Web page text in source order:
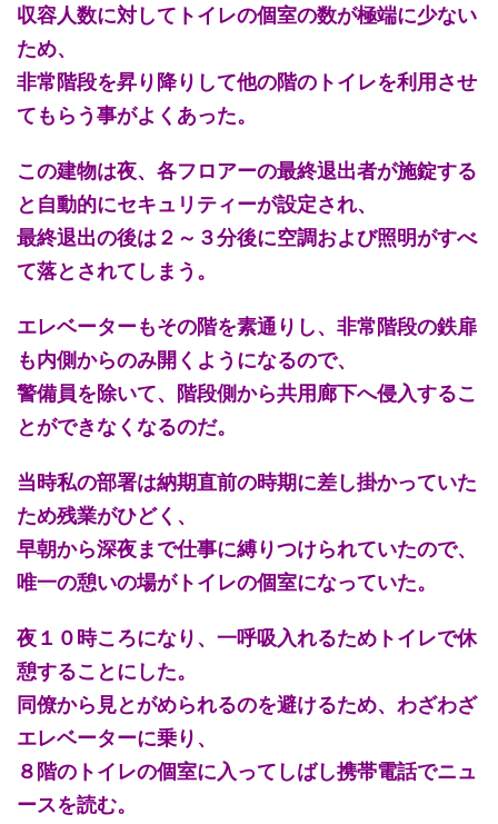
収容人数に対してトイレの個室の数が極端に少ない
ため、
非常階段を昇り降りして他の階のトイレを利用させ
てもらう事がよくあった。
この建物は夜、各フロアーの最終退出者が施錠する
と自動的にセキュリティーが設定され、
最終退出の後は２～３分後に空調および照明がすべ
て落とされてしまう。
エレベーターもその階を素通りし、非常階段の鉄扉
も内側からのみ開くようになるので、
警備員を除いて、階段側から共用廊下へ侵入するこ
とができなくなるのだ。
当時私の部署は納期直前の時期に差し掛かっていた
ため残業がひどく、
早朝から深夜まで仕事に縛りつけられていたので、
唯一の憩いの場がトイレの個室になっていた。
夜１０時ころになり、一呼吸入れるためトイレで休
憩することにした。
同僚から見とがめられるのを避けるため、わざわざ
エレベーターに乗り、
８階のトイレの個室に入ってしばし携帯電話でニュ
ースを読む。